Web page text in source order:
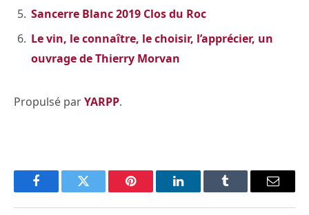
Sancerre Blanc 2019 Clos du Roc
Le vin, le connaître, le choisir, l’apprécier, un
ouvrage de Thierry Morvan
Propulsé parYARPP.
FacebookTwitter Pinterest LinkedInTumblr Email